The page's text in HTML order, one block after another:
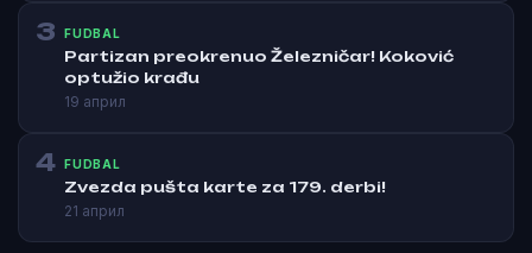
3 FUDBAL
Partizan preokrenuo Železničar! Koković
optužio krađu
19 април
4 FUDBAL
Zvezda pušta karte za 179. derbi!
21 април